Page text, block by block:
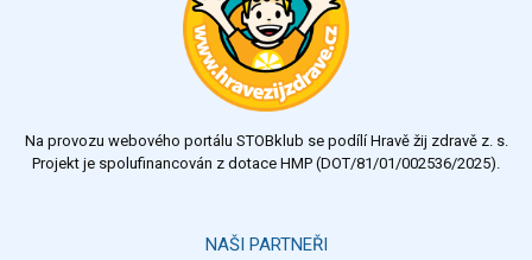
Na provozu webového portálu STOBklub se podílí Hravě žij zdravě z. s.
Projekt je spolufinancován z dotace HMP (DOT/81/01/002536/2025).
NAŠI PARTNEŘI